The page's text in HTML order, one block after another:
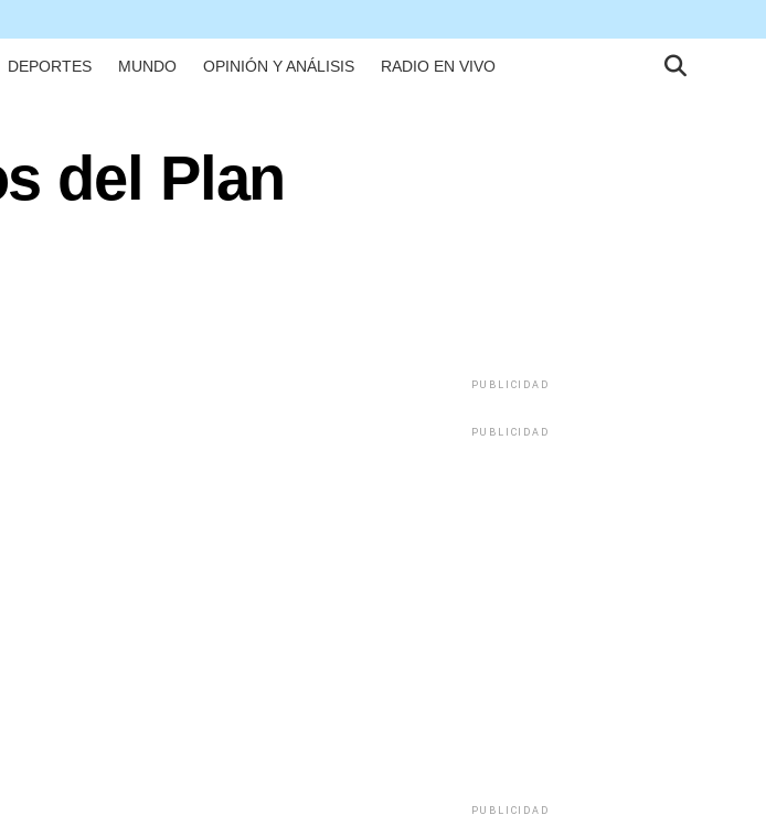
DEPORTES MUNDO OPINIÓN Y ANÁLISIS RADIO EN VIVO
del Plan
PUBLICIDAD
PUBLICIDAD
PUBLICIDAD